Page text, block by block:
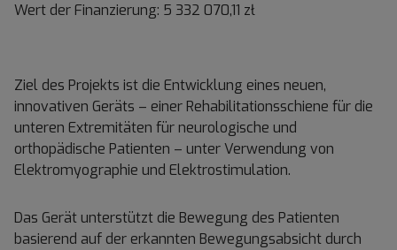
Wert der Finanzierung: 5 332 070,11 zł
Ziel des Projekts ist die Entwicklung eines neuen,
innovativen Geräts – einer Rehabilitationsschiene für die
unteren Extremitäten für neurologische und
orthopädische Patienten – unter Verwendung von
Elektromyographie und Elektrostimulation.
Das Gerät unterstützt die Bewegung des Patienten
basierend auf der erkannten Bewegungsabsicht durch